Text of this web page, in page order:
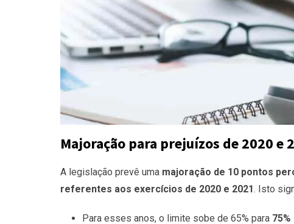
Majoração para prejuízos de 2020 e
A legislação prevê uma majoração de 10 pontos
referentes aos exercícios de 2020 e 2021. Isto
Para esses anos, o limite sobe de 65% para